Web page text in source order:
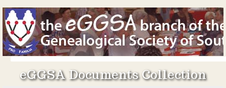
eGGSA Documents Collection